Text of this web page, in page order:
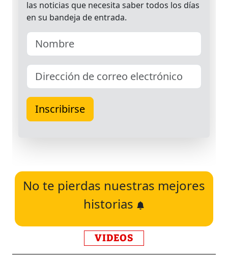
No te pierdas nuestras mejores
historias
VIDEOS